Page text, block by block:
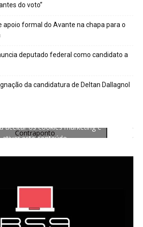
do voto”
apoio formal do Avante na chapa para o
deputado federal como candidato a
da candidatura de Deltan Dallagnol
Contraponto
aceitar os cookies marketing e
ativar este conteúdo